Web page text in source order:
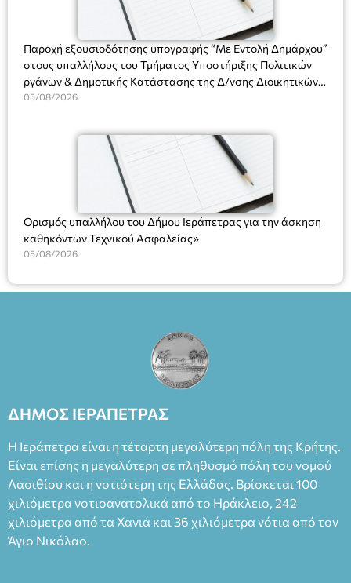
ΘΕΑΤΡΙΚΕΣ ΠΑΡΑΓΩΓΕΣ ΕΕ
Παροχή εξουσιοδότησης υπογραφής “Με Εντολή Δημάρχου”
στους υπαλλήλους του Τμήματος Υποστήριξης Πολιτικών
ργάνων & Δημοτικής Κατάστασης της Δ/νσης Διοικητικών
Υπηρεσιών για αποφάσεις, πιστοποιητικά, πράξεις και
(Ν. 5314/2026).»
05/08/2026
Ορισμός υπαλλήλου του Δήμου Ιεράπετρας για την άσκηση
καθηκόντων Τεχνικού Ασφαλείας»
05/08/2026
ΔΗΜΟΣ ΙΕΡΑΠΕΤΡΑΣ
Η Ιεράπετρα είναι η τέταρτη μεγαλύτερη πόλη της Κρήτης.
Είναι επίσης η μεγαλύτερη σε πληθυσμό πόλη του νομού
Λασιθίου και η νοτιότερη της Ελλάδας. Βρίσκεται 100
χιλιόμετρα νοτιοανατολικά από το Ηράκλειο, 242
χιλιόμετρα από τα Χανιά και 36 χιλιόμετρα νότια από τον
Άγιο Νικόλαο.